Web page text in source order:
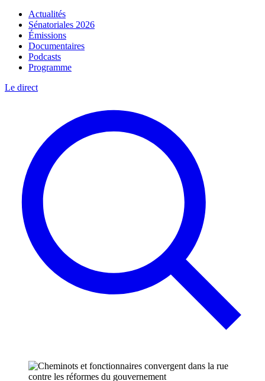
Actualités
Sénatoriales 2026
Émissions
Documentaires
Podcasts
Programme
Le direct